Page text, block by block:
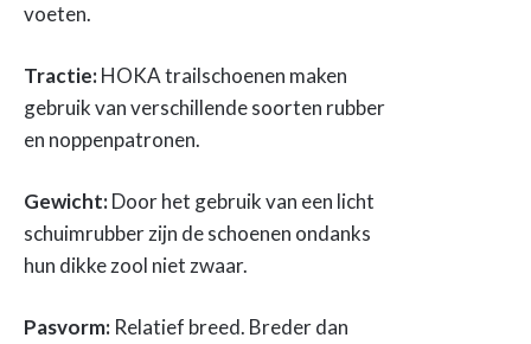
voeten.
Tractie:HOKA trailschoenen maken
gebruik van verschillende soorten rubber
en noppenpatronen.
Gewicht:Door het gebruik van een licht
schuimrubber zijn de schoenen ondanks
hun dikke zool niet zwaar.
Pasvorm: Relatief breed. Breder dan